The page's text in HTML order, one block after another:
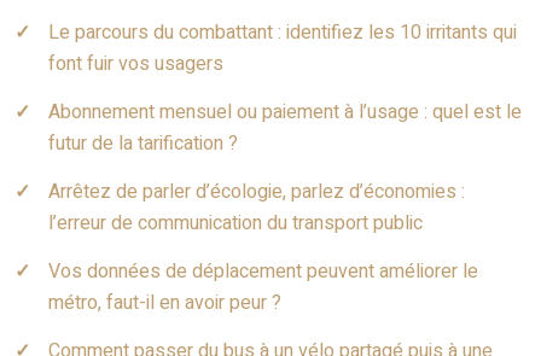
Le parcours du combattant : identifiez les 10 irritants qui
font fuir vos usagers
Abonnement mensuel ou paiement à l’usage : quel est le
futur de la tarification ?
Arrêtez de parler d’écologie, parlez d’économies :
l’erreur de communication du transport public
Vos données de déplacement peuvent améliorer le
métro, faut-il en avoir peur ?